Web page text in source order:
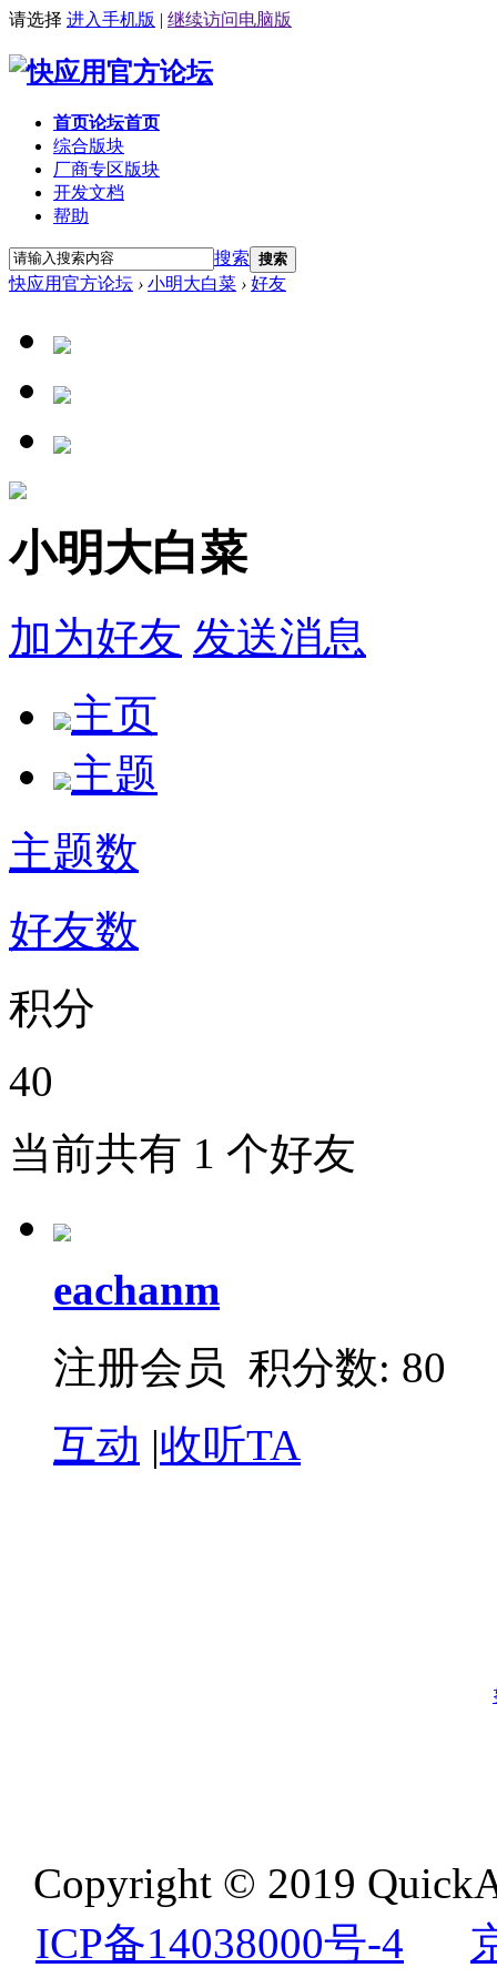
请选择 进入手机版 | 继续访问电脑版
首页论坛首页
综合版块
厂商专区版块
开发文档
帮助
搜索 搜索
快应用官方论坛 › 小明大白菜 › 好友
小明大白菜
加为好友 发送消息
主页
主题
主题数
好友数
积分
40
当前共有 1 个好友
eachanm
注册会员 积分数: 80
互动 |收听TA
Copyright © 2019
ICP备14038000号-4